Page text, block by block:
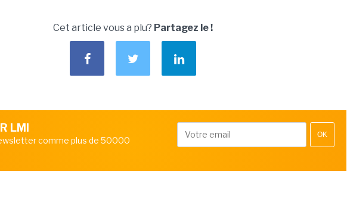
Cet article vous a plu? Partagez le !
LMI
comme plus de 50000
OK